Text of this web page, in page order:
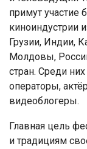
примут участие
киноиндустрии
Грузии, Индии,
Молдовы,
стран. Среди
операторы,
видеоблогеры.
Главная цель
и традициям